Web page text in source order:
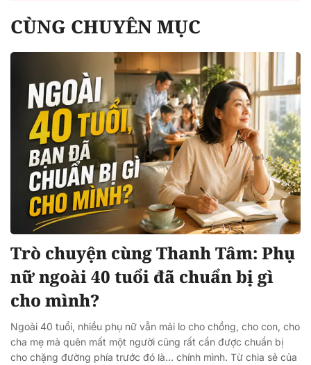
CÙNG CHUYÊN MỤC
Trò chuyện cùng Thanh Tâm: Phụ
nữ ngoài 40 tuổi đã chuẩn bị gì
cho mình?
Ngoài 40 tuổi, nhiều phụ nữ vẫn mải lo cho chồng, cho con, cho
cha mẹ mà quên mất một người cũng rất cần được chuẩn bị
cho chặng đường phía trước đó là… chính mình. Từ chia sẻ của